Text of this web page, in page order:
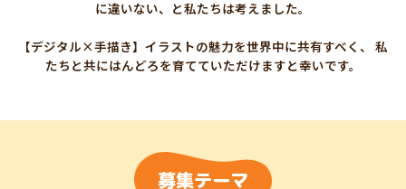
に違いない、と私たちは考えました。
【デジタル×手描き】イラストの魅力を世界中に共有すべく、 私
たちと共にはんどろを育てていただけますと幸いです。
募集テーマ